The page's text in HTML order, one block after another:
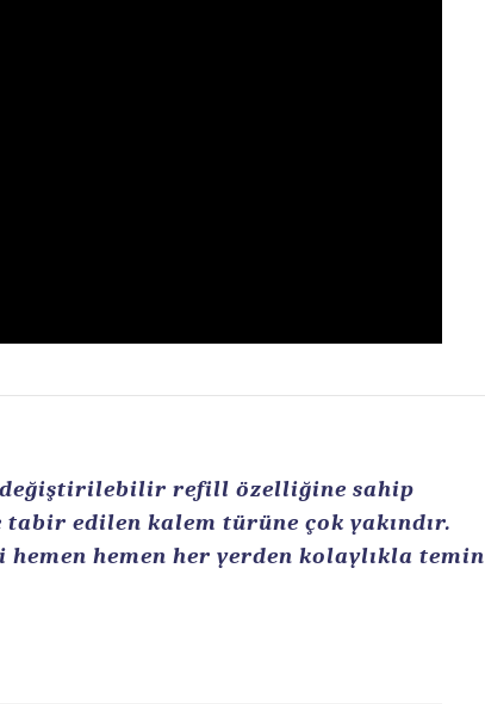
değiştirilebilir refill özelliğine sahip
edilen kalem türüne çok yakındır.
hemen her yerden kolaylıkla temin